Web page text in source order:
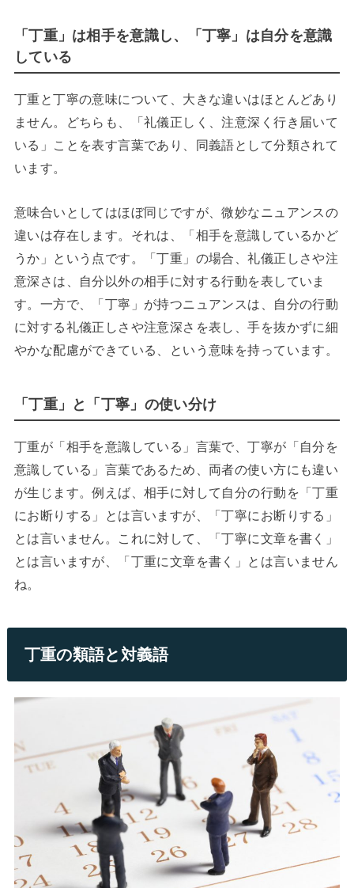
「丁重」は相手を意識し、「丁寧」は自分を意識
している
丁重と丁寧の意味について、大きな違いはほとんどあり
ません。どちらも、「礼儀正しく、注意深く行き届いて
いる」ことを表す言葉であり、同義語として分類されて
います。
意味合いとしてはほぼ同じですが、微妙なニュアンスの
違いは存在します。それは、「相手を意識しているかど
うか」という点です。「丁重」の場合、礼儀正しさや注
意深さは、自分以外の相手に対する行動を表していま
す。一方で、「丁寧」が持つニュアンスは、自分の行動
に対する礼儀正しさや注意深さを表し、手を抜かずに細
やかな配慮ができている、という意味を持っています。
「丁重」と「丁寧」の使い分け
丁重が「相手を意識している」言葉で、丁寧が「自分を
意識している」言葉であるため、両者の使い方にも違い
が生じます。例えば、相手に対して自分の行動を「丁重
にお断りする」とは言いますが、「丁寧にお断りする」
とは言いません。これに対して、「丁寧に文章を書く」
とは言いますが、「丁重に文章を書く」とは言いません
ね。
丁重の類語と対義語